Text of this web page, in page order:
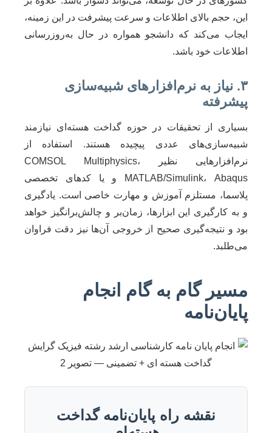
این، حجم بالای اطلاعات و سرعت پیشرفت در این زمینه،
ایجاب می‌کند که دانشجو همواره در حال به‌روزرسانی
اطلاعات خود باشد.
۳. نیاز به نرم‌افزارهای شبیه‌سازی
پیشرفته
بسیاری از تحقیقات در حوزه گداخت هسته‌ای نیازمند
شبیه‌سازی‌های عددی پیچیده هستند. استفاده از
نرم‌افزارهایی نظیر COMSOL Multiphysics،
MATLAB/Simulink، Abaqus و یا کدهای تخصصی
پلاسما، مستلزم آموزش و مهارت خاصی است. یادگیری
و به کارگیری این ابزارها، زمان‌بر و چالش‌برانگیز خواهد
بود و نتیجه‌گیری صحیح از خروجی آن‌ها نیز دقت فراوان
می‌طلبد.
مسیر گام به گام انجام
پایان‌نامه
نقشه راه پایان‌نامه گداخت